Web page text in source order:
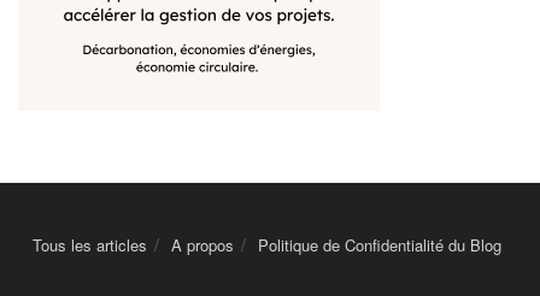
Tous les articles A propos Politique de Confidentialité du Blog